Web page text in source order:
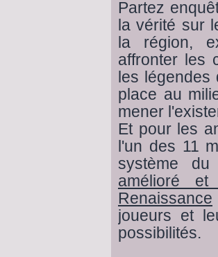
Partez
la vérité sur
la région,
affronter les
les légendes
place au
mener
Et pour les
l'un des 11
système du
amélioré et
Renaissance
joueurs et
possibilités.